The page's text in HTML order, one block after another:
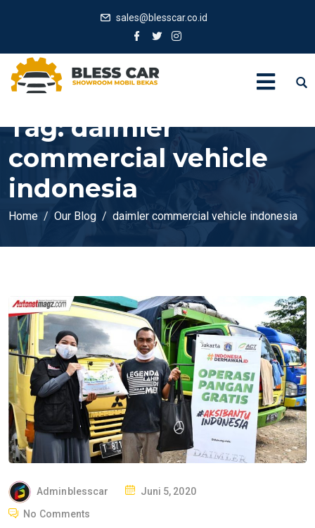
sales@blesscar.co.id
Tag:daimler
commercial vehicle
indonesia
Home Our Blog daimler commercial vehicle indonesia
Adminblesscar Juni 5, 2020
No Comments